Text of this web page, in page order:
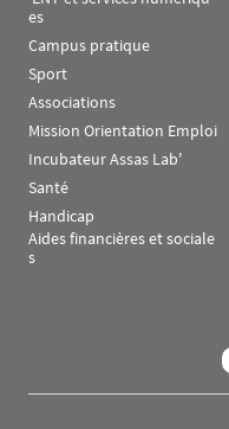
es
Campus pratique
Sport
Associations
Mission Orientation Emploi
Incubateur Assas Lab'
Santé
Handicap
Aides financières et sociale
s